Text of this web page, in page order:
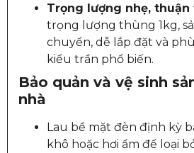
Trọng lượng nhẹ,
trọng lượng thùng 1kg,
chuyển, dễ lắp đặt và
kiểu trần phổ biến.
Bảo quản và vệ sinh
nhà
Lau bề mặt đèn định kỳ
khô hoặc hơi ẩm để loại